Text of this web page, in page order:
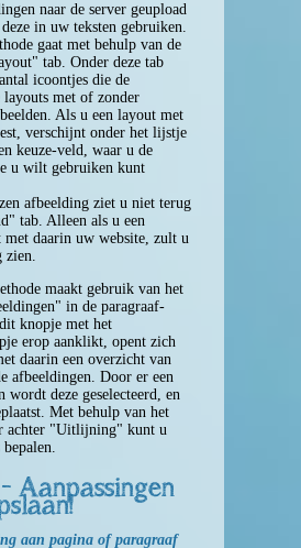
naar de server geupload
in uw teksten gebruiken.
gaat met behulp van de
tab. Onder deze tab
icoontjes die de
layouts met of zonder
Als u een layout met
verschijnt onder het lijstje
keuze-veld, waar u de
u wilt gebruiken kunt
afbeelding ziet u niet terug
tab. Alleen als u een
met daarin uw website, zult u
zien.
maakt gebruik van het
in de paragraaf-
knopje met het
erop aanklikt, opent zich
daarin een overzicht van
afbeeldingen. Door er een
wordt deze geselecteerd, en
Met behulp van het
achter "Uitlijning" kunt u
- Aanpassingen
aan pagina of paragraaf